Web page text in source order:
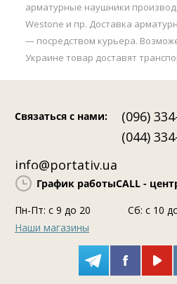
арматурные наушники
Westone и пр. Доставка
— посредством курьера.
Украине товар доставят
Связаться с нами:
(096)
(044)
info@portativ.ua
График работыCALL -
Пн-Пт: c 9 до 20
Сб: с 10
Наши магазины